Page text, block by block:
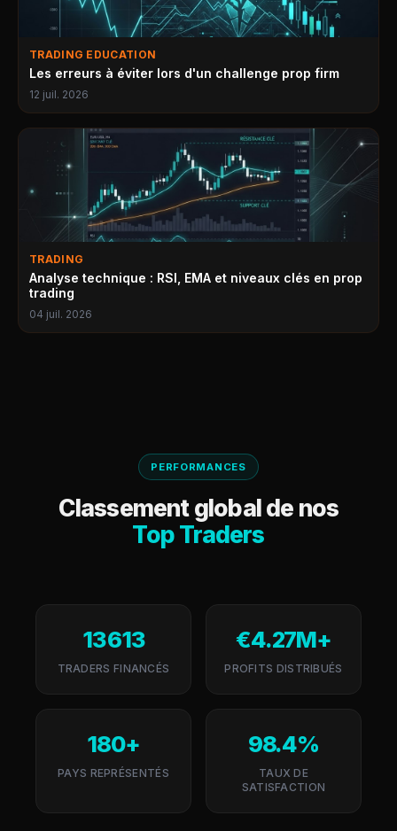
TRADING EDUCATION
Les erreurs à éviter lors d'un challenge prop firm
12 juil. 2026
TRADING
Analyse technique : RSI, EMA et niveaux clés en prop
trading
04 juil. 2026
PERFORMANCES
Classement global de nos
Top Traders
13 613
TRADERS FINANCÉS
€4.27M+
PROFITS DISTRIBUÉS
180+
PAYS REPRÉSENTÉS
98.4%
TAUX DE
SATISFACTION